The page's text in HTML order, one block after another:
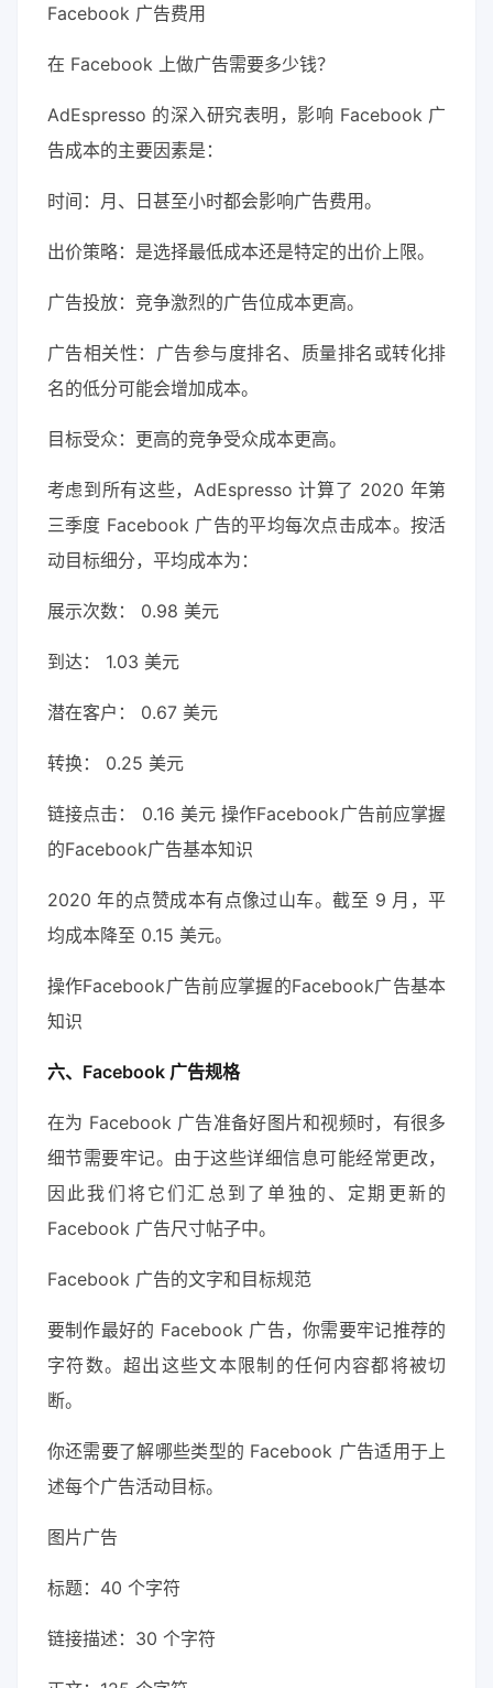
Facebook 广告费用
在 Facebook 上做广告需要多少钱？
AdEspresso 的深入研究表明，影响 Facebook 广
告成本的主要因素是：
时间：月、日甚至小时都会影响广告费用。
出价策略：是选择最低成本还是特定的出价上限。
广告投放：竞争激烈的广告位成本更高。
广告相关性：广告参与度排名、质量排名或转化排
名的低分可能会增加成本。
目标受众：更高的竞争受众成本更高。
考虑到所有这些，AdEspresso 计算了 2020 年第
三季度 Facebook 广告的平均每次点击成本。按活
动目标细分，平均成本为：
展示次数： 0.98 美元
到达： 1.03 美元
潜在客户： 0.67 美元
转换： 0.25 美元
链接点击： 0.16 美元 操作Facebook广告前应掌握
的Facebook广告基本知识
2020 年的点赞成本有点像过山车。截至 9 月，平
均成本降至 0.15 美元。
操作Facebook广告前应掌握的Facebook广告基本
知识
六、Facebook 广告规格
在为 Facebook 广告准备好图片和视频时，有很多
细节需要牢记。由于这些详细信息可能经常更改，
因此我们将它们汇总到了单独的、定期更新的
Facebook 广告尺寸帖子中。
Facebook 广告的文字和目标规范
要制作最好的 Facebook 广告，你需要牢记推荐的
字符数。超出这些文本限制的任何内容都将被切
断。
你还需要了解哪些类型的 Facebook 广告适用于上
述每个广告活动目标。
图片广告
标题：40 个字符
链接描述：30 个字符